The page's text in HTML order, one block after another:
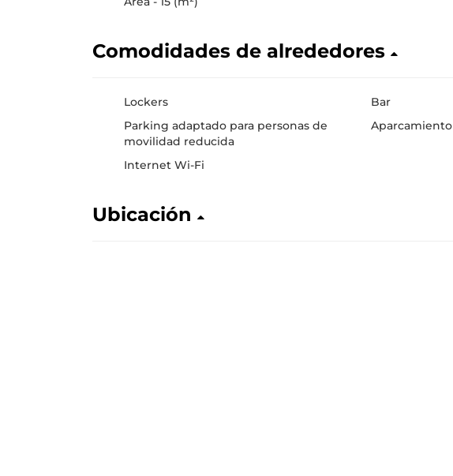
Comodidades de alrededores
Lockers
Bar
Parking adaptado para personas de
movilidad reducida
Aparcamiento
Internet Wi-Fi
Ubicación